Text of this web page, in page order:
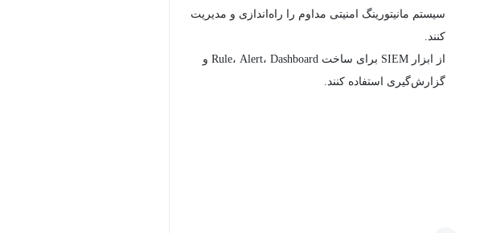
سیستم مانیتورینگ امنیتی مداوم را راه‌اندازی و مدیریت
کنند.
از ابزار SIEM برای ساخت Rule، Alert، Dashboard و
گزارش‌گیری استفاده کنند.